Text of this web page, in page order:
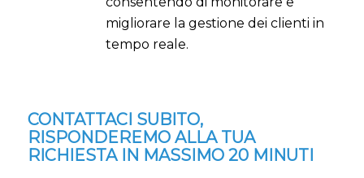
migliorare la gestione dei clienti in
tempo reale.
CONTATTACI SUBITO,
RISPONDEREMO ALLA TUA
RICHIESTA IN MASSIMO 20 MINUTI